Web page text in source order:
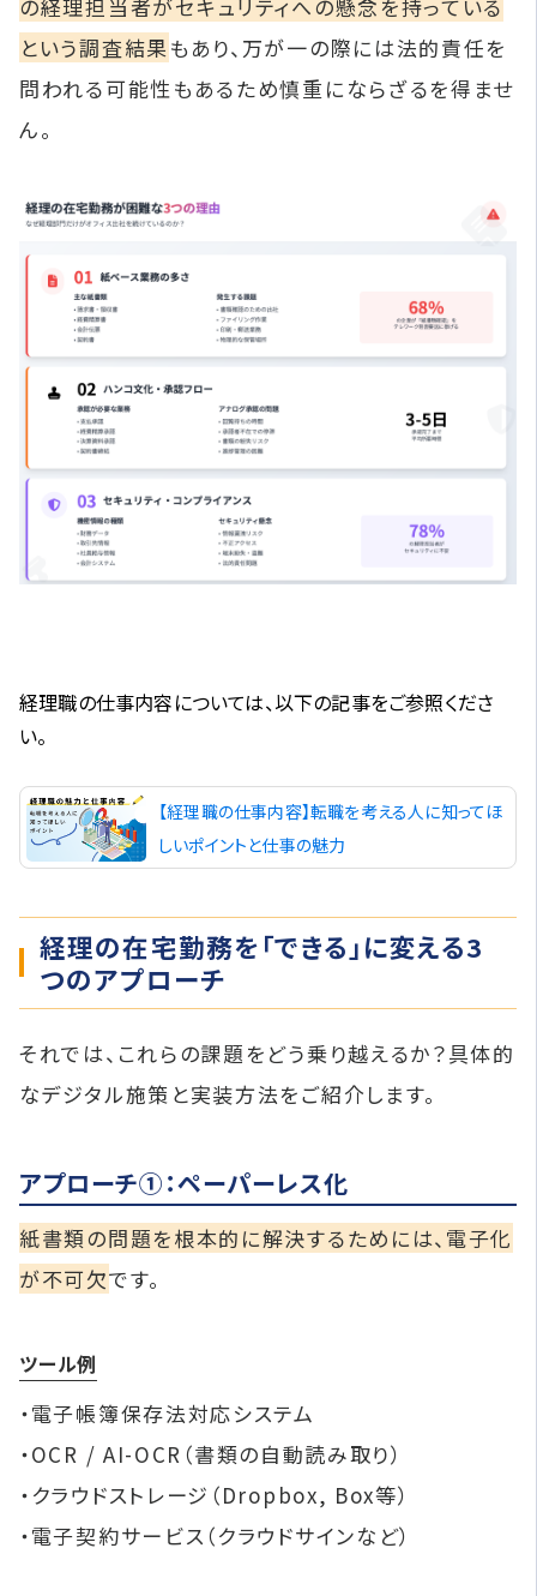
の経理担当者がセキュリティへの懸念を持っている
という調査結果 もあり、万が一の際には法的責任を
問われる可能性もあるため慎重にならざるを得ませ
ん。
経理職の仕事内容については、以下の記事をご参照くださ
い。
【経理職の仕事内容】転職を考える人に知ってほ
しいポイントと仕事の魅力
経理の在宅勤務を「できる」に変える3
つのアプローチ
それでは、これらの課題をどう乗り越えるか？具体的
なデジタル施策と実装方法をご紹介します。
アプローチ①：ペーパーレス化
紙書類の問題を根本的に解決するためには、電子化
が不可欠です。
ツール例
・電子帳簿保存法対応システム
・OCR / AI-OCR（書類の自動読み取り）
・クラウドストレージ（Dropbox, Box等）
・電子契約サービス（クラウドサインなど）